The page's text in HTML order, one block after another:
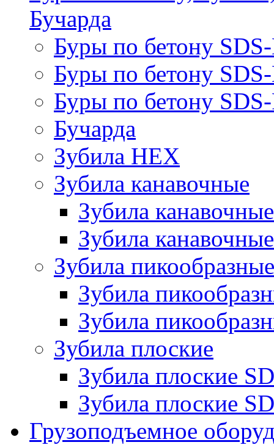
Бучарда
Буры по бетону
Буры по бетону
Буры по бетону
Бучарда
Зубила HEX
Зубила канавочные
Зубила
Зубила
Зубила пикообразные
Зубила
Зубила
Зубила плоские
Зубила плоские
Зубила плоские
Грузоподъемное